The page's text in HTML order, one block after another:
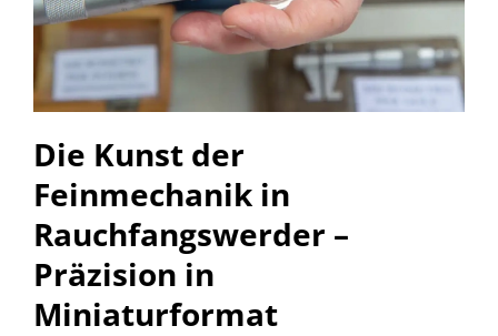
Die Kunst der
Feinmechanik in
Rauchfangswerder –
Präzision in
Miniaturformat